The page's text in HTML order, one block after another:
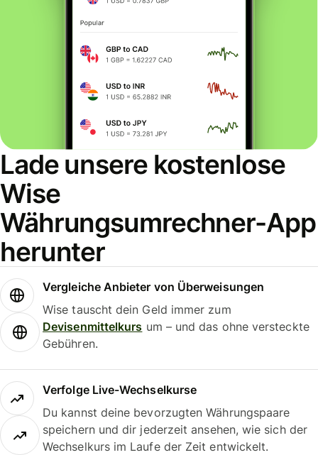
Lade unsere kostenlose
Wise
Währungsumrechner-App
herunter
Vergleiche Anbieter von Überweisungen
Wise tauscht dein Geld immer zum
Devisenmittelkurs um – und das ohne versteckte
Gebühren.
Verfolge Live-Wechselkurse
Du kannst deine bevorzugten Währungspaare
speichern und dir jederzeit ansehen, wie sich der
Wechselkurs im Laufe der Zeit entwickelt.